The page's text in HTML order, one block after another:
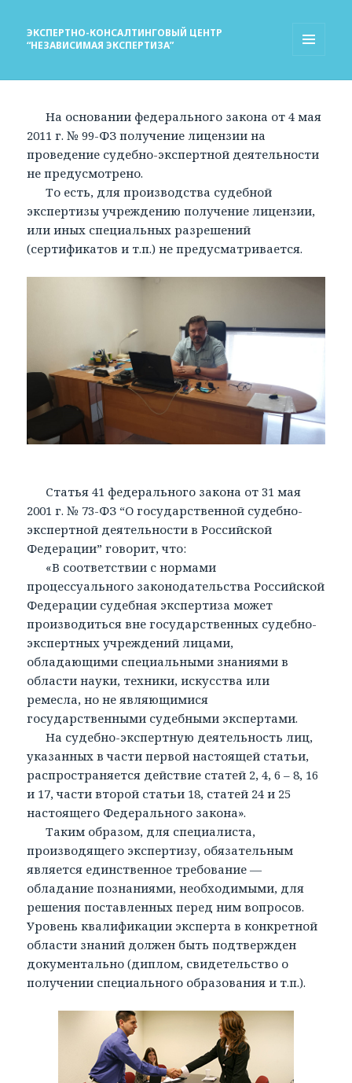
ЭКСПЕРТНО-КОНСАЛТИНГОВЫЙ ЦЕНТР
“НЕЗАВИСИМАЯ ЭКСПЕРТИЗА”
На основании федерального закона от 4 мая
2011 г. № 99-ФЗ получение лицензии на
проведение судебно-экспертной деятельности
не предусмотрено.
То есть, для производства судебной
экспертизы учреждению получение лицензии,
или иных специальных разрешений
(сертификатов и т.п.) не предусматривается.
Статья 41 федерального закона от 31 мая
2001 г. № 73-ФЗ “О государственной судебно-
экспертной деятельности в Российской
Федерации” говорит, что:
«В соответствии с нормами
процессуального законодательства Российской
Федерации судебная экспертиза может
производиться вне государственных судебно-
экспертных учреждений лицами,
обладающими специальными знаниями в
области науки, техники, искусства или
ремесла, но не являющимися
государственными судебными экспертами.
На судебно-экспертную деятельность лиц,
указанных в части первой настоящей статьи,
распространяется действие статей 2, 4, 6 – 8, 16
и 17, части второй статьи 18, статей 24 и 25
настоящего Федерального закона».
Таким образом, для специалиста,
производящего экспертизу, обязательным
является единственное требование —
обладание познаниями, необходимыми, для
решения поставленных перед ним вопросов.
Уровень квалификации эксперта в конкретной
области знаний должен быть подтвержден
документально (диплом, свидетельство о
получении специального образования и т.п.).